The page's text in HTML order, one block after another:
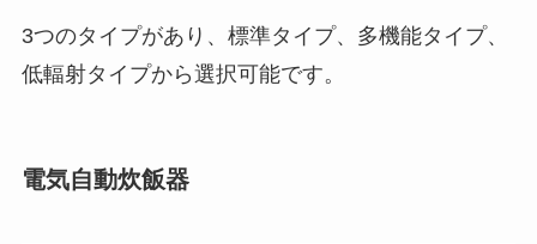
3つのタイプがあり、標準タイプ、多機能タイプ、
低輻射タイプから選択可能です。
電気自動炊飯器